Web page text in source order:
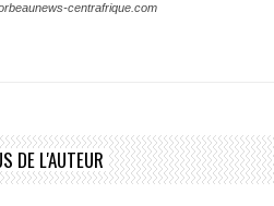
centrafrique.com
DE L'AUTEUR